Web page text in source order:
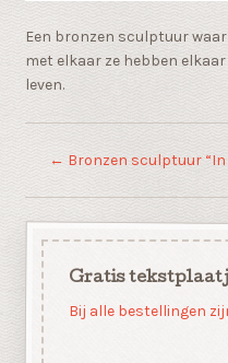
Een bronzen sculptuur
met elkaar ze hebben
leven.
← Bronzen sculptuur “In
Gratis
Bij alle bestellingen